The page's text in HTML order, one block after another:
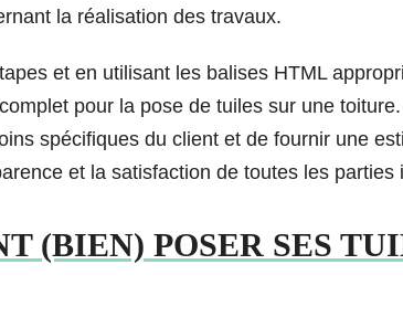
la réalisation des travaux.
et en utilisant les balises HTML
pour la pose de tuiles sur une
spécifiques du client et de fournir une
et la satisfaction de toutes les parties
(BIEN) POSER SES